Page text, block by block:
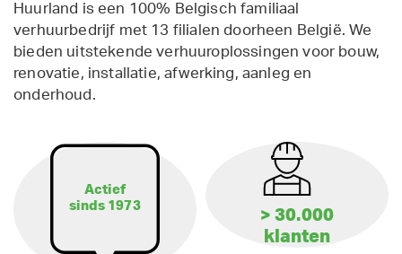
Huurland is een 100% Belgisch familiaal
verhuurbedrijf met 13 filialen doorheen België. We
bieden uitstekende verhuuroplossingen voor bouw,
renovatie, installatie, afwerking, aanleg en
onderhoud.
Actief
sinds 1973
> 30.000
klanten